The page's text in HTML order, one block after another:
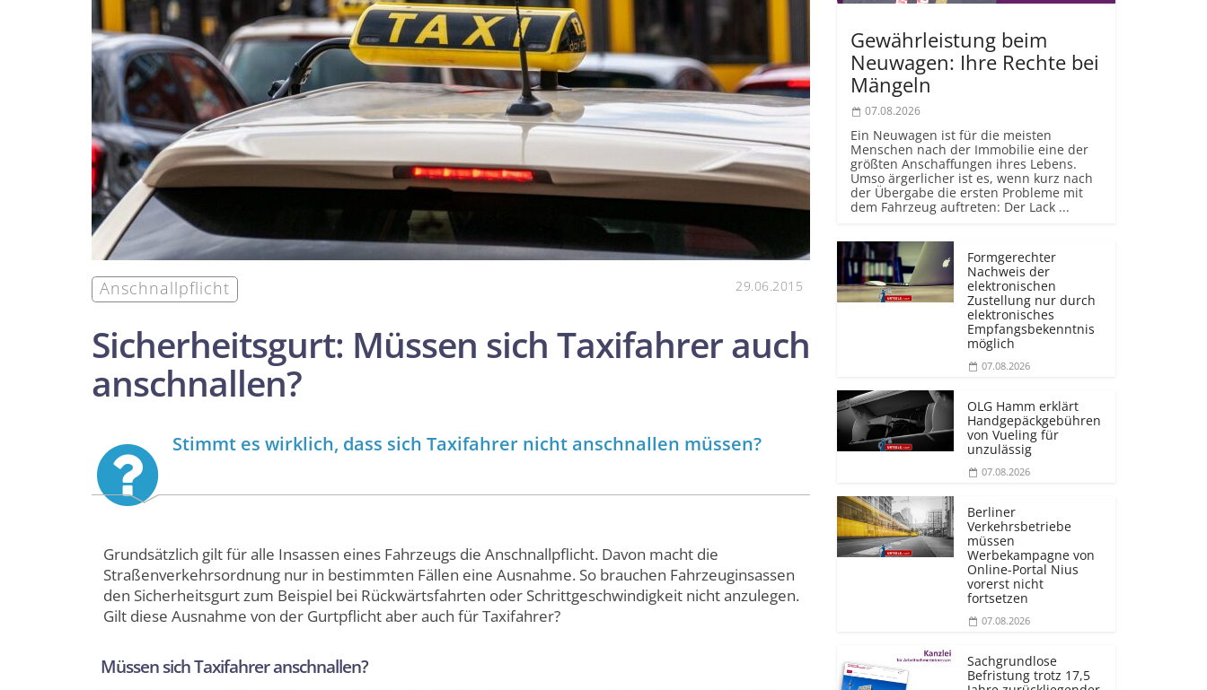
Anschnallpflicht 29.06.2015
Sicherheitsgurt: Müssen sich Taxifahrer auch
anschnallen?
Stimmt es wirklich, dass sich Taxifahrer nicht anschnallen müssen?
Grundsätzlich gilt für alle Insassen eines Fahrzeugs die Anschnallpflicht. Davon macht die
Straßenverkehrsordnung nur in bestimmten Fällen eine Ausnahme. So brauchen Fahrzeuginsassen
den Sicherheitsgurt zum Beispiel bei Rückwärtsfahrten oder Schrittgeschwindigkeit nicht anzulegen.
Gilt diese Ausnahme von der Gurtpflicht aber auch für Taxifahrer?
Müssen sich Taxifahrer anschnallen?
Gewährleistung beim
Neuwagen: Ihre Rechte bei
Mängeln
07.08.2026
Ein Neuwagen ist für die meisten
Menschen nach der Immobilie eine der
größten Anschaffungen ihres Lebens.
Umso ärgerlicher ist es, wenn kurz nach
der Übergabe die ersten Probleme mit
dem Fahrzeug auftreten: Der Lack ...
Formgerechter
Nachweis der
elektronischen
Zustellung nur durch
elektronisches
Empfangsbekenntnis
möglich
07.08.2026
OLG Hamm erklärt
Handgepäckgebühren
von Vueling für
unzulässig
07.08.2026
Berliner
Verkehrsbetriebe
müssen
Werbekampagne von
Online-Portal Nius
vorerst nicht
fortsetzen
07.08.2026
Sachgrundlose
Befristung trotz 17,5